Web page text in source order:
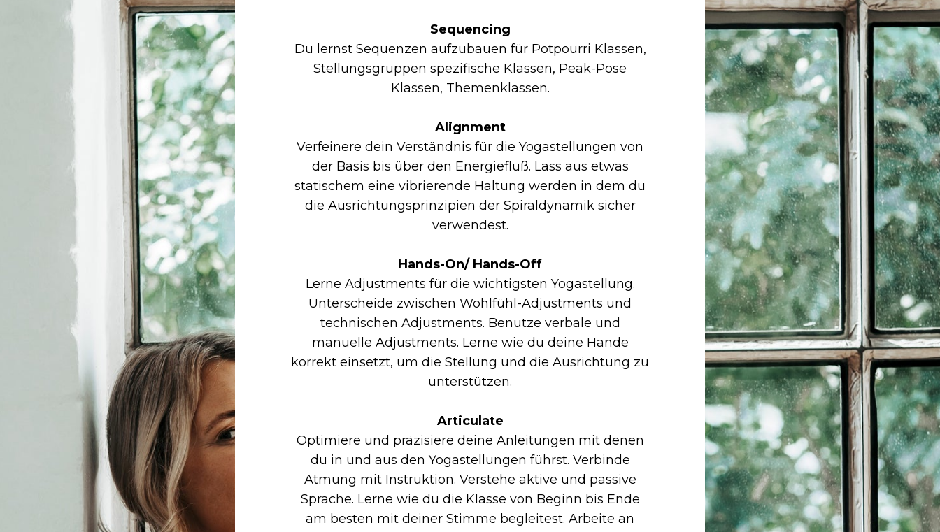
Sequencing
Du lernst Sequenzen aufzubauen für Potpourri Klassen,
Stellungsgruppen spezifische Klassen, Peak-Pose
Klassen, Themenklassen.
Alignment
Verfeinere dein Verständnis für die Yogastellungen von
der Basis bis über den Energiefluß. Lass aus etwas
statischem eine vibrierende Haltung werden in dem du
die Ausrichtungsprinzipien der Spiraldynamik sicher
verwendest.
Hands-On/ Hands-Off
Lerne Adjustments für die wichtigsten Yogastellung.
Unterscheide zwischen Wohlfühl-Adjustments und
technischen Adjustments. Benutze verbale und
manuelle Adjustments. Lerne wie du deine Hände
korrekt einsetzt, um die Stellung und die Ausrichtung zu
unterstützen.
Articulate
Optimiere und präzisiere deine Anleitungen mit denen
du in und aus den Yogastellungen führst. Verbinde
Atmung mit Instruktion. Verstehe aktive und passive
Sprache. Lerne wie du die Klasse von Beginn bis Ende
am besten mit deiner Stimme begleitest. Arbeite an